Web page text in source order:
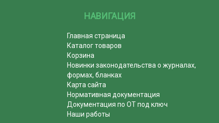
НАВИГАЦИЯ
Главная страница
Каталог товаров
Корзина
Новинки законодательства о журналах,
формах, бланках
Карта сайта
Нормативная документация
Документация по ОТ под ключ
Наши работы